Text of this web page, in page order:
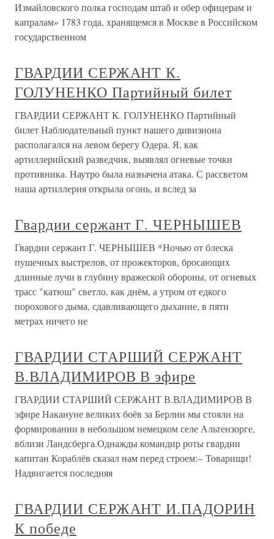
Измайловского полка господам штаб и обер офицерам и
капралам» 1783 года, хранящемся в Москве в Российском
государственном
ГВАРДИИ СЕРЖАНТ К.
ГОЛУНЕНКО Партийный билет
ГВАРДИИ СЕРЖАНТ К. ГОЛУНЕНКО Партийный
билет Наблюдательный пункт нашего дивизиона
располагался на левом берегу Одера. Я, как
артиллерийский разведчик, выявлял огневые точки
противника. Наутро была назначена атака. С рассветом
наша артиллерия открыла огонь, и вслед за
Гвардии сержант Г. ЧЕРНЫШЕВ
Гвардии сержант Г. ЧЕРНЫШЕВ *Ночью от блеска
пушечных выстрелов, от прожекторов, бросающих
длинные лучи в глубину вражеской обороны, от огневых
трасс "катюш" светло, как днём, а утром от едкого
порохового дыма, сдавливающего дыхание, в пяти
метрах ничего не
ГВАРДИИ СТАРШИЙ СЕРЖАНТ
В.ВЛАДИМИРОВ В эфире
ГВАРДИИ СТАРШИЙ СЕРЖАНТ В.ВЛАДИМИРОВ В
эфире Накануне великих боёв за Берлин мы стояли на
формировании в небольшом немецком селе Альтензорге,
вблизи Ландсберга.Однажды командир роты гвардии
капитан Кораблёв сказал нам перед строем:– Товарищи!
Надвигается последняя
ГВАРДИИ СЕРЖАНТ И.ПАДОРИН
К победе